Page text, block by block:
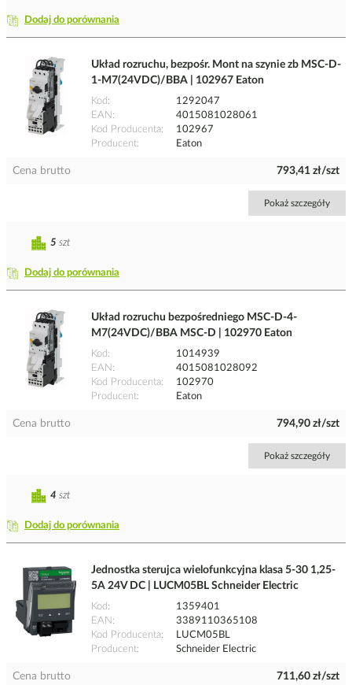
Dodaj do porównania
Układ rozruchu, bezpośr. Mont na szynie zb MSC-D-
1-M7(24VDC)/BBA | 102967 Eaton
Kod
1292047
EAN
4015081028061
Kod Producenta
102967
Producent
Eaton
Cena brutto 793,41 zł/szt
Pokaż szczegóły
Dodaj do porównania
5 szt
Układ rozruchu bezpośredniego MSC-D-4-
M7(24VDC)/BBA MSC-D | 102970 Eaton
Kod
1014939
EAN
4015081028092
Kod Producenta
102970
Producent
Eaton
Cena brutto 794,90 zł/szt
Pokaż szczegóły
Dodaj do porównania
4 szt
Jednostka sterujca wielofunkcyjna klasa 5-30 1,25-
5A 24V DC | LUCM05BL Schneider Electric
Kod
1359401
EAN
3389110365108
Kod Producenta
LUCM05BL
Producent
Schneider Electric
Cena brutto 711,60 zł/szt